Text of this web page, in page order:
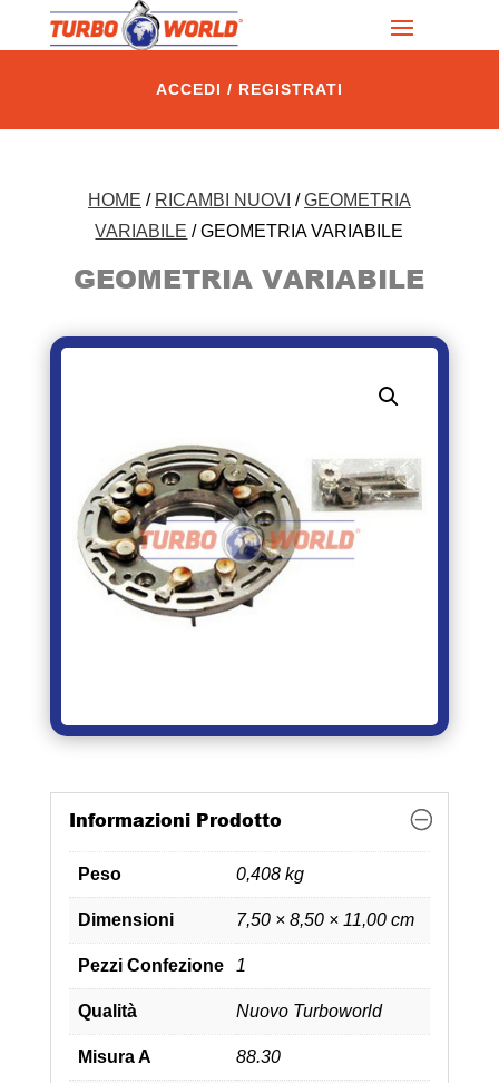
ACCEDI / REGISTRATI
HOME / RICAMBI NUOVI /GEOMETRIA
VARIABILE / GEOMETRIA VARIABILE
GEOMETRIA VARIABILE
Informazioni Prodotto
Peso 0,408 kg
Dimensioni 7,50 × 8,50 × 11,00 cm
Pezzi Confezione 1
Qualità Nuovo Turboworld
Misura A 88.30